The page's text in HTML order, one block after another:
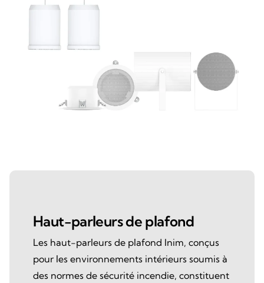
Haut-parleurs de plafond
Les haut-parleurs de plafond Inim, conçus
pour les environnements intérieurs soumis à
des normes de sécurité incendie, constituent